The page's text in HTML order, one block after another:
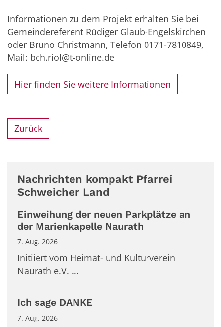
Informationen zu dem Projekt erhalten Sie bei
Gemeindereferent Rüdiger Glaub-Engelskirchen
oder Bruno Christmann, Telefon 0171-7810849,
Mail: bch.riol@t-online.de
Hier finden Sie weitere Informationen
Zurück
Nachrichten kompakt Pfarrei
Schweicher Land
Einweihung der neuen Parkplätze an
der Marienkapelle Naurath
7. Aug. 2026
Initiiert vom Heimat- und Kulturverein
Naurath e.V. ...
Ich sage DANKE
7. Aug. 2026